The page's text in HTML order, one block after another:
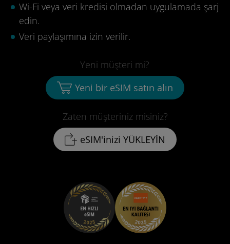
Wi-Fi veya veri kredisi olmadan uygulamada şarj
edin.
Veri paylaşımına izin verilir.
Zaten müşteriniz misiniz?
eSIM'inizi YÜKLEYİN
Yeni müşteri mi?
Yeni bir eSIM satın alın